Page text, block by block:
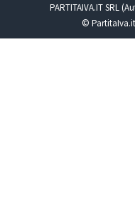
PARTITAIVA.IT SRL
©